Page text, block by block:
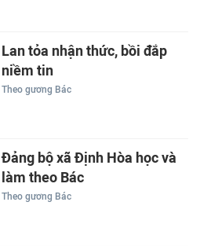
Lan tỏa nhận thức, bồi đắp
niềm tin
Theo gương Bác
Đảng bộ xã Định Hòa học và
làm theo Bác
Theo gương Bác